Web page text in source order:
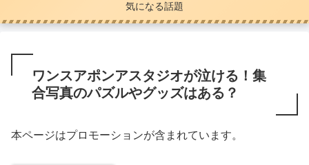
気になる話題
ワンスアポンアスタジオが泣ける！集
合写真のパズルやグッズはある？
本ページはプロモーションが含まれています。